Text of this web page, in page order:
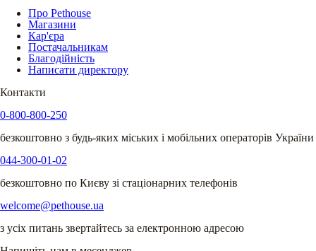
Про Pethouse
Магазини
Кар'єра
Постачальникам
Благодійність
Написати директору
Контакти
0-800-800-250
безкоштовно з будь-яких міських і мобільних операторів України
044-300-01-02
безкоштовно по Києву зі стаціонарних телефонів
welcome@pethouse.ua
з усіх питань звертайтесь за електронною адресою